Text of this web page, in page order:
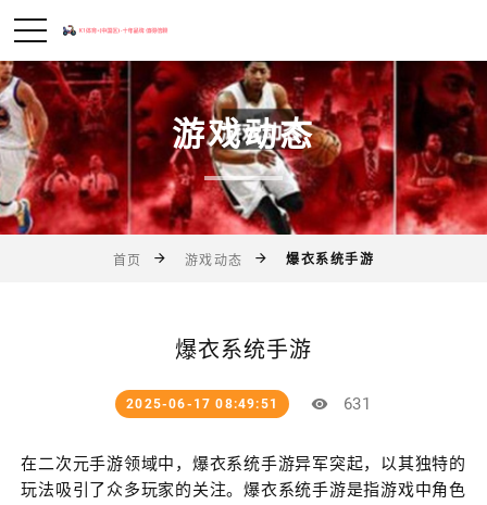
游戏动态
首页 游戏动态 爆衣系统手游
爆衣系统手游
2025-06-17 08:49:51 631
在二次元手游领域中，爆衣系统手游异军突起，以其独特的
玩法吸引了众多玩家的关注。爆衣系统手游是指游戏中角色